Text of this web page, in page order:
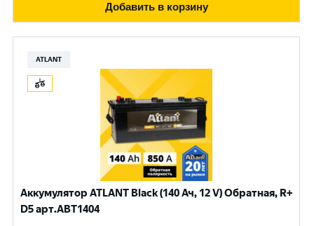
Добавить в корзину
ATLANT
Аккумулятор ATLANT Black (140 Ач, 12 V) Обратная, R+
D5 арт.ABT1404